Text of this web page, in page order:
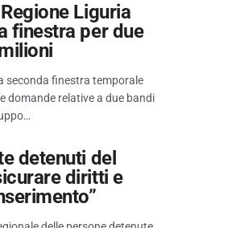
Liguria
finestra per due
seconda finestra temporale
domande relative a due bandi
detenuti del
diritti e